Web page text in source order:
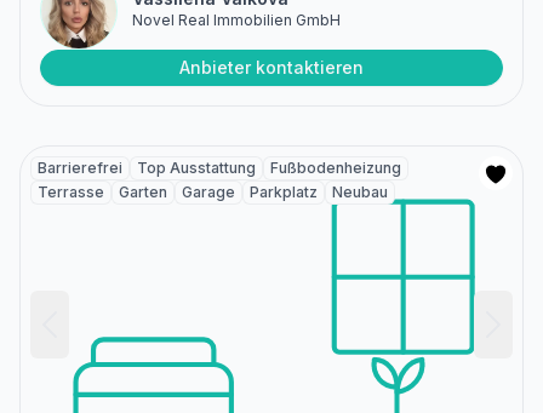
Novel Real Immobilien GmbH
Anbieter kontaktieren
Barrierefrei Top Ausstattung
Fußbodenheizung
Terrasse
Garten Garage Parkplatz Neubau